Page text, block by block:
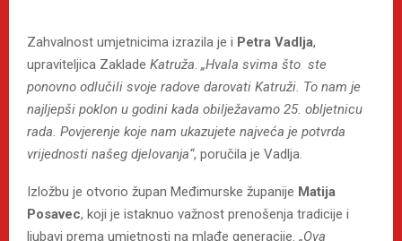
Zahvalnost umjetnicima izrazila je i Petra Vadlja,
upraviteljica Zaklade Katruža. „Hvala svima što ste
ponovno odlučili svoje radove darovati Katruži. To nam je
najljepši poklon u godini kada obilježavamo 25. obljetnicu
rada. Povjerenje koje nam ukazujete najveća je potvrda
vrijednosti našeg djelovanja“, poručila je Vadlja.
Izložbu je otvorio župan Međimurske županije Matija
Posavec, koji je istaknuo važnost prenošenja tradicije i
ljubavi prema umjetnosti na mlađe generacije. „Ova